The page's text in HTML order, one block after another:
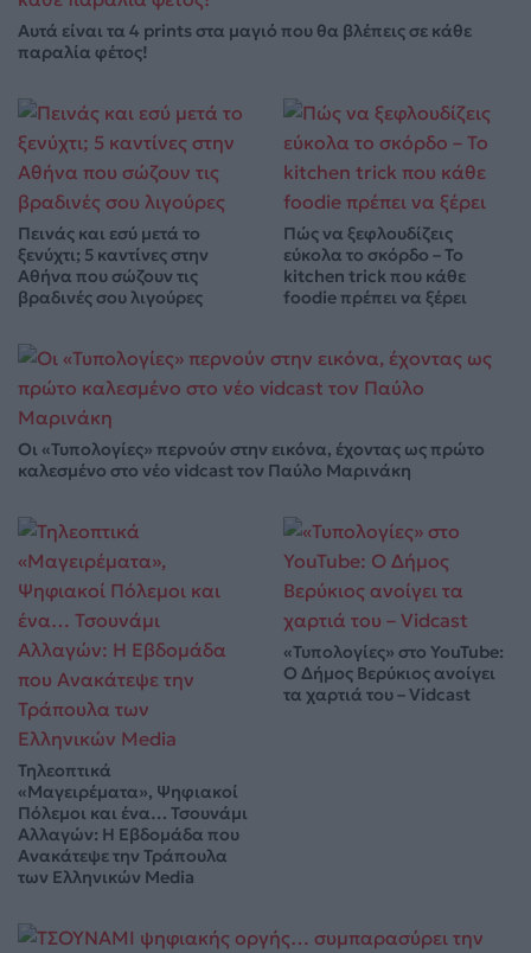
Αυτά είναι τα 4 prints στα μαγιό που θα βλέπεις σε κάθε
παραλία φέτος!
Πεινάς και εσύ μετά το
ξενύχτι; 5 καντίνες στην
Αθήνα που σώζουν τις
βραδινές σου λιγούρες
Πώς να ξεφλουδίζεις
εύκολα το σκόρδο – Το
kitchen trick που κάθε
foodie πρέπει να ξέρει
Οι «Τυπολογίες» περνούν στην εικόνα, έχοντας ως πρώτο
καλεσμένο στο νέο vidcast τον Παύλο Μαρινάκη
Τηλεοπτικά
«Μαγειρέματα», Ψηφιακοί
Πόλεμοι και ένα… Τσουνάμι
Αλλαγών: Η Εβδομάδα που
Ανακάτεψε την Τράπουλα
των Ελληνικών Media
«Τυπολογίες» στο YouTube:
Ο Δήμος Βερύκιος ανοίγει
τα χαρτιά του – Vidcast